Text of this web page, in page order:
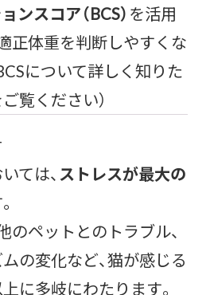
ンスコア（BCS） を活用
正体重を判断しやすくな
について詳しく知りた
覧ください）
ては、ストレスが最大の
のペットとのトラブル、
の変化など、猫が感じる
に多岐にわたります。